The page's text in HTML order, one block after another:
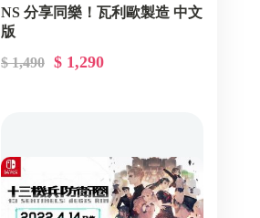
NS 分享同樂！瓦利歐製造 中文
版
$ 1,490 $ 1,290